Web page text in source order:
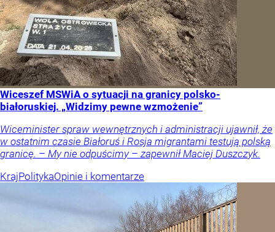
Wiceszef MSWiA o sytuacji na granicy polsko-
białoruskiej. „Widzimy pewne wzmożenie”
Wiceminister spraw wewnętrznych i administracji ujawnił, że
w ostatnim czasie Białoruś i Rosja migrantami testują polską
granicę. – My nie odpuścimy – zapewnił Maciej Duszczyk.
KrajPolitykaOpinie i komentarze